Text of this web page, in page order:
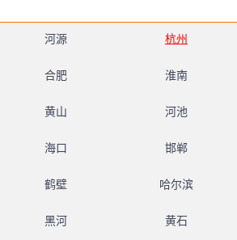
河源 杭州
合肥 淮南
黄山 河池
海口 邯郸
鹤壁 哈尔滨
黑河 黄石